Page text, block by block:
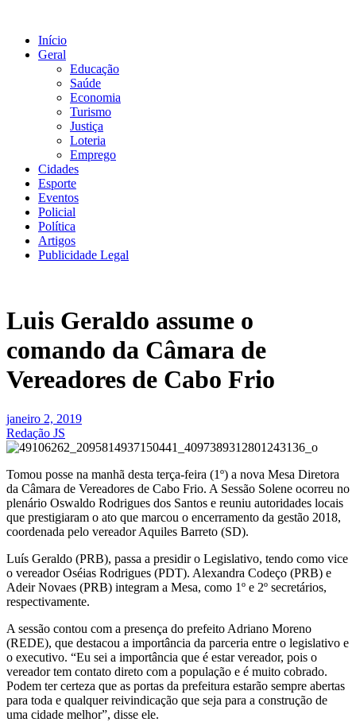
conteúdo
Início
Geral
Educação
Saúde
Economia
Turismo
Justiça
Loteria
Emprego
Cidades
Esporte
Eventos
Policial
Política
Artigos
Publicidade Legal
Luis Geraldo assume o
comando da Câmara de
Vereadores de Cabo Frio
janeiro 2, 2019
Redação JS
Tomou posse na manhã desta terça-feira (1º) a nova Mesa Diretora
da Câmara de Vereadores de Cabo Frio. A Sessão Solene ocorreu no
plenário Oswaldo Rodrigues dos Santos e reuniu autoridades locais
que prestigiaram o ato que marcou o encerramento da gestão 2018,
coordenada pelo vereador Aquiles Barreto (SD).
Luís Geraldo (PRB), passa a presidir o Legislativo, tendo como vice
o vereador Oséias Rodrigues (PDT). Alexandra Codeço (PRB) e
Adeir Novaes (PRB) integram a Mesa, como 1º e 2º secretários,
respectivamente.
A sessão contou com a presença do prefeito Adriano Moreno
(REDE), que destacou a importância da parceria entre o legislativo e
o executivo. “Eu sei a importância que é estar vereador, pois o
vereador tem contato direto com a população e é muito cobrado.
Podem ter certeza que as portas da prefeitura estarão sempre abertas
para toda e qualquer reivindicação que seja para a construção de
uma cidade melhor”, disse ele.